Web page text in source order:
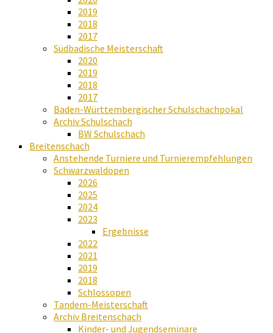
2019
2018
2017
Südbadische Meisterschaft
2020
2019
2018
2017
Baden-Württembergischer Schulschachpokal
Archiv Schulschach
BW Schulschach
Breitenschach
Anstehende Turniere und Turnierempfehlungen
Schwarzwaldopen
2026
2025
2024
2023
Ergebnisse
2022
2021
2019
2018
Schlossopen
Tandem-Meisterschaft
Archiv Breitenschach
Kinder- und Jugendseminare